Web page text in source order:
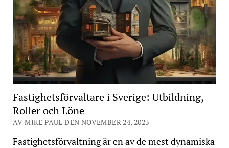
Fastighetsförvaltare i Sverige: Utbildning,
Roller och Löne
AV MIKE PAUL DEN NOVEMBER 24, 2023
Fastighetsförvaltning är en av de mest dynamiska